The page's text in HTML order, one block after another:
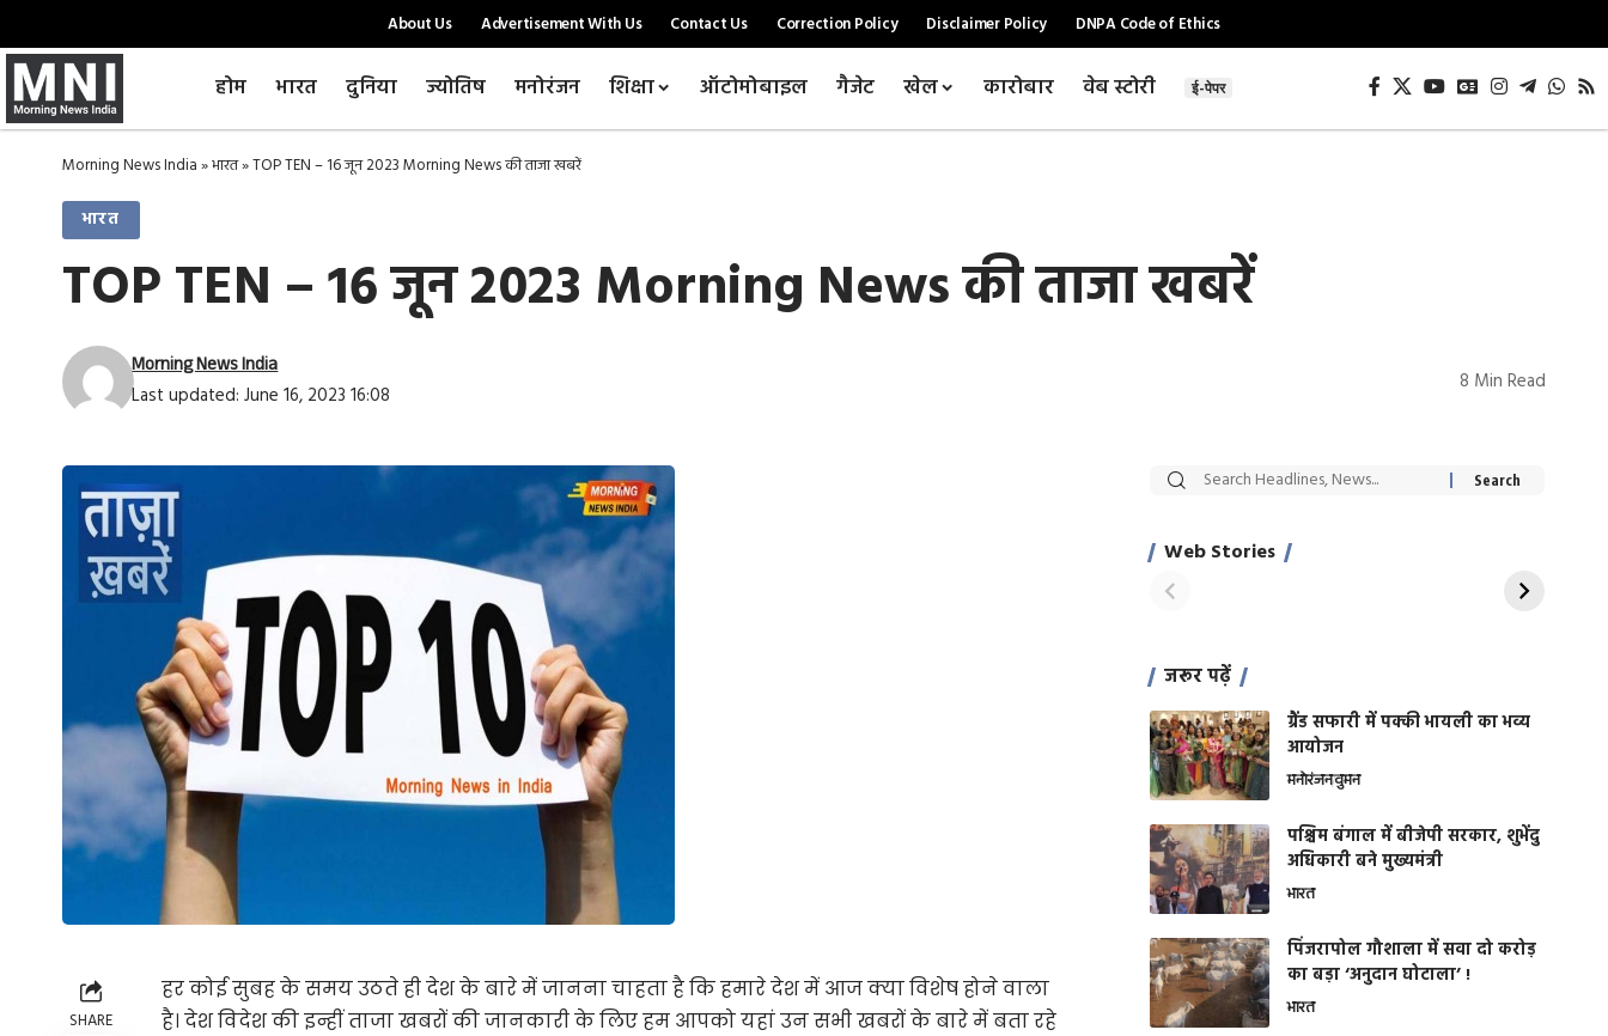
About Us Advertisement With Us Contact Us Correction Policy Disclaimer Policy DNPA Code of Ethics
होम भारत दुनिया ज्योतिष मनोरंजन शिक्षा ऑटोमोबाइल गैजेट खेल कारोबार वेब स्टोरी ई-पेपर
Morning News India»भारत»TOP TEN – 16 जून 2023 Morning News की ताजा खबरें
भारत
TOP TEN – 16 जून 2023 Morning News की ताजा खबरें
Last updated: June 16, 2023 16:08
Morning News India 8 Min Read
SHARE
हर कोई सुबह के समय उठते ही देश के बारे में जानना चाहता है कि हमारे देश में आज क्या विशेष होने वाला
है। देश विदेश की इन्हीं ताजा खबरों की जानकारी के लिए हम आपको यहां उन सभी खबरों के बारे में बता रहे
Web Stories
सट्टेबाजी में अरेस्ट हुए
साहिल खान
रोज एक कच्चे लहसुन
जरूर पढ़ें
ग्रैंड सफारी में पक्की भायली का भव्य
आयोजन
मनोरंजनवुमन
पश्चिम बंगाल में बीजेपी सरकार, शुभेंदु
अधिकारी बने मुख्यमंत्री
भारत
​पिंजरापोल गौशाला में सवा दो करोड़
का बड़ा ‘अनुदान घोटाला’ !
भारत